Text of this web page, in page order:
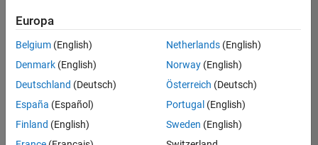
puestos
disponibles
que
se
correspondan
con
sus
criterios
de
búsqueda.
Europa
Belgium (English)
Denmark (English)
Deutschland (Deutsch)
España (Español)
Finland (English)
Netherlands(English)
Norway(English)
Österreich (Deutsch)
Portugal (English)
Sweden (English)